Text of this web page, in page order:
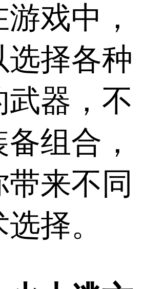
戏中，
选择各种
武器，不
组合，
来不同
择。